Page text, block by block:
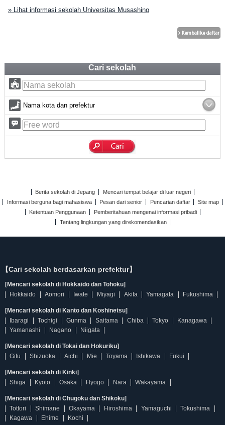
» Lihat informasi sekolah Universitas Musashino
Cari sekolah
Nama kota dan prefektur
Berita sekolah di Jepang
Mencari tempat belajar di luar negeri
Informasi berguna bagi mahasiswa
Pesan dari senior Pencarian daftar
Site map
Ketentuan Penggunaan
Pemberitahuan mengenai informasi pribadi
Tentang lingkungan yang direkomendasikan
【Cari sekolah berdasarkan prefektur】
[Mencari sekolah di Hokkaido dan Tohoku]
Hokkaido
Aomori Iwate Miyagi Akita Yamagata Fukushima
[Mencari sekolah di Kanto dan Koshinetsu]
Ibaragi
Tochigi Gunma Saitama Chiba Tokyo
Kanagawa
Yamanashi
Nagano Niigata
[Mencari sekolah di Tokai dan Hokuriku]
Gifu
Shizuoka Aichi Mie Toyama Ishikawa Fukui
[Mencari sekolah di Kinki]
Shiga
Kyoto Osaka Hyogo Nara Wakayama
[Mencari sekolah di Chugoku dan Shikoku]
Tottori
Shimane Okayama Hiroshima Yamaguchi
Tokushima
Kagawa
Ehime Kochi